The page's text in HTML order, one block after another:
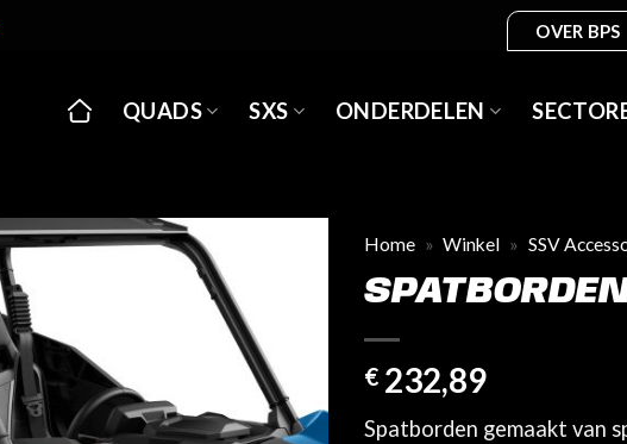
OVER BPS
QUADS SXS ONDERDELEN
Home » Winkel » SSV
€ 232,89
Spatborden gemaakt van